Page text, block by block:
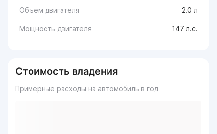
Объем двигателя 2.0 л
Мощность двигателя 147 л.с.
Стоимость владения
Примерные расходы на автомобиль в год